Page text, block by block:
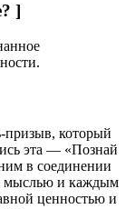
]
призыв, который
эта — «Познай
в соединении
мыслью и каждым
ценностью и